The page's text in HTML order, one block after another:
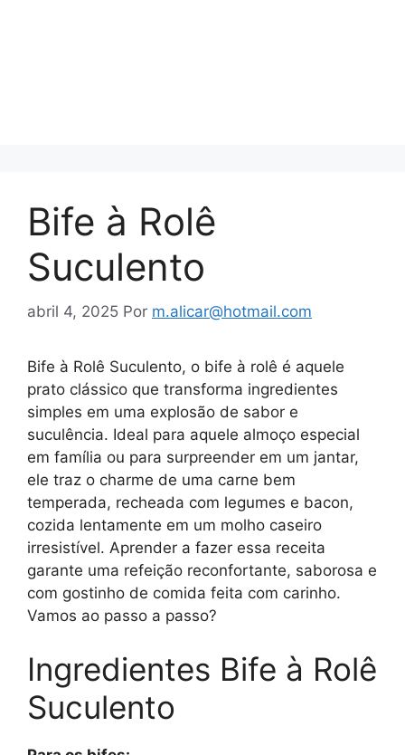
Bife à Rolê
Suculento
abril 4, 2025 Por m.alicar@hotmail.com
Bife à Rolê Suculento, o bife à rolê é aquele
prato clássico que transforma ingredientes
simples em uma explosão de sabor e
suculência. Ideal para aquele almoço especial
em família ou para surpreender em um jantar,
ele traz o charme de uma carne bem
temperada, recheada com legumes e bacon,
cozida lentamente em um molho caseiro
irresistível. Aprender a fazer essa receita
garante uma refeição reconfortante, saborosa e
com gostinho de comida feita com carinho.
Vamos ao passo a passo?
Ingredientes Bife à Rolê
Suculento